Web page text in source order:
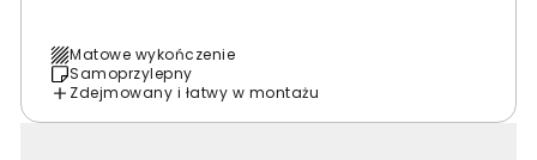
Matowe wykończenie
Samoprzylepny
Zdejmowany i łatwy w montażu